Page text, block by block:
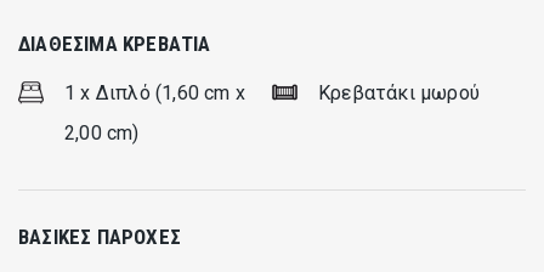
ΔΙΑΘΈΣΙΜΑ ΚΡΕΒΆΤΙΑ
1 x Διπλό (1,60 cm x
2,00 cm)
Κρεβατάκι μωρού
ΒΑΣΙΚΈΣ ΠΑΡΟΧΈΣ